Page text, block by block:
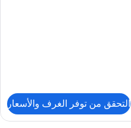
التحقق من توفر الغرف والأسعار